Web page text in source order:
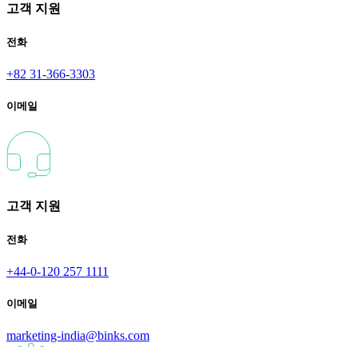
고객 지원
전화
+82 31-366-3303
이메일
고객 지원
전화
+44-0-120 257 1111
이메일
marketing-india@binks.com